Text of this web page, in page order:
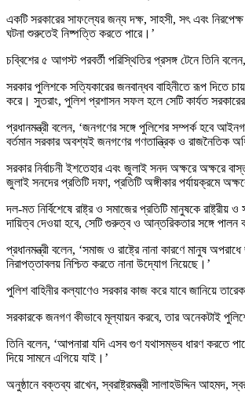
একটি সরকারের সাফল্যের জন্য দক্ষ, সাহসী, সৎ এবং
ঘটনা শুরুতেই নিষ্পত্তি করতে পারে।’
চব্বিশের ৫ আগস্ট পরবর্তী পরিস্থিতির প্রসঙ্গ টেনে তিনি
সরকার পুলিশকে সত্যিকারের জনবান্ধব বাহিনীতে রূপ দিতে
করে। সুতরাং, পুলিশ প্রশাসন সফল হলে সেটি কার্যত
প্রধানমন্ত্রী বলেন, ‘জনগণের সঙ্গে পুলিশের সম্পর্ক হবে
বর্তমান সরকার অবশ্যই জনগণের গণতান্ত্রিক ও রাজনৈতিক
সরকার নির্বাচনী ইশতেহার এবং জুলাই সনদ অক্ষরে অক্ষরে
জুলাই সনদের প্রতিটি দফা, প্রতিটি অঙ্গীকার পর্যায়ক্রমে
দল-মত নির্বিশেষে রাষ্ট্র ও সমাজের প্রতিটি মানুষকে
দায়িত্ব দেওয়া হবে, সেটি গুরুত্ব ও আন্তরিকতার সঙ্গে
প্রধানমন্ত্রী বলেন, ‘সমাজ ও রাষ্ট্রে নানা কারণে মানুষ
নিরাপত্তাবলয় নিশ্চিত করতে নানা উদ্যোগ নিয়েছে।’
পুলিশ বাহিনীর কল্যাণেও সরকার কাজ করে যাবে জানিয়ে
সরকারকে জনগণ কীভাবে মূল্যায়ন করবে, তার অনেকটাই
তিনি বলেন, ‘আপনারা যদি এসব গুণ যথাসম্ভব ধারণ করতে
দিয়ে সামনে এগিয়ে যাই।’
অনুষ্ঠানে বক্তব্য রাখেন, স্বরাষ্ট্রমন্ত্রী সালাহউদ্দিন